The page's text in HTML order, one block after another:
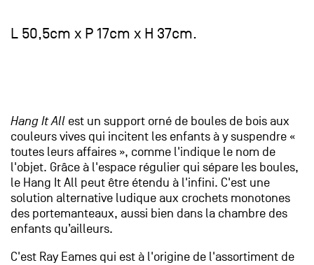
L 50,5cm x P 17cm x H 37cm.
Hang It All est un support orné de boules de bois aux
couleurs vives qui incitent les enfants à y suspendre «
toutes leurs affaires », comme l'indique le nom de
l'objet. Grâce à l'espace régulier qui sépare les boules,
le Hang It All peut être étendu à l'infini. C'est une
solution alternative ludique aux crochets monotones
des portemanteaux, aussi bien dans la chambre des
enfants qu’ailleurs.
C'est Ray Eames qui est à l'origine de l'assortiment de